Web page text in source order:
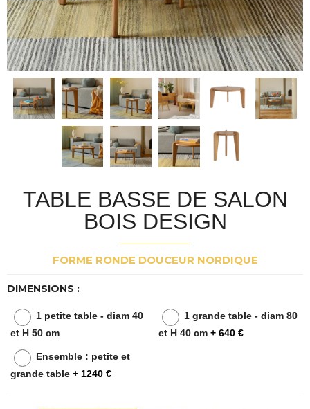
TABLE BASSE DE SALON
BOIS DESIGN
FORME RONDE DOUCEUR NORDIQUE
DIMENSIONS :
1 petite table - diam 40
et H 50 cm
1 grande table - diam 80
et H 40 cm + 640 €
Ensemble : petite et
grande table + 1240 €